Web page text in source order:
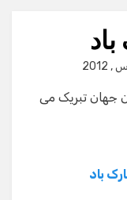
جهان تبریک می
باد